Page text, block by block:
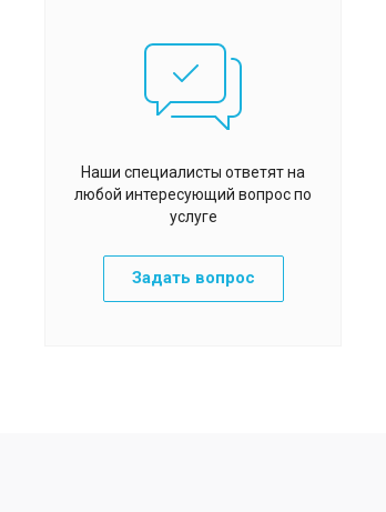
Наши специалисты ответят на
любой интересующий вопрос по
услуге
Задать вопрос